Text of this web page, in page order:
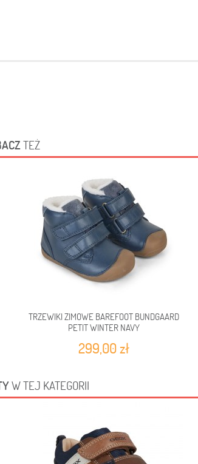
TEŻ
TRZEWIKI ZIMOWE BAREFOOT BUNDGAARD
PETIT WINTER NAVY
299,00 zł
W TEJ KATEGORII